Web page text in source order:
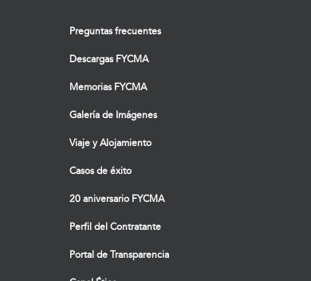
Preguntas frecuentes
Descargas FYCMA
Memorias FYCMA
Galería de Imágenes
Viaje y Alojamiento
Casos de éxito
20 aniversario FYCMA
Perfil del Contratante
Portal de Transparencia